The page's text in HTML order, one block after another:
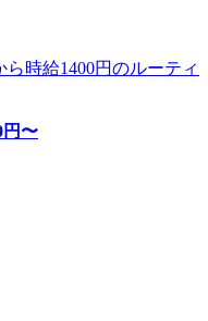
時給1400円のルーティ
円〜